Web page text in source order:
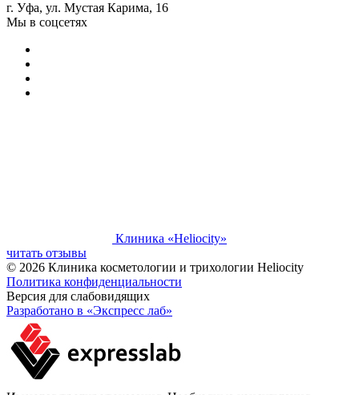
г. Уфа, ул. Мустая Карима, 16
Мы в соцсетях
Клиника «Heliocity»
читать отзывы
© 2026 Клиника косметологии и трихологии Heliocity
Политика конфиденциальности
Версия для слабовидящих
Разработано в «Экспресс лаб»